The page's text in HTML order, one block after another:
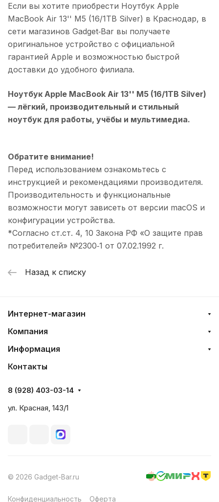
Если вы хотите приобрести Ноутбук Apple
MacBook Air 13'' M5 (16/1TB Silver) в Краснодар, в
сети магазинов Gadget‑Bar вы получаете
оригинальное устройство с официальной
гарантией Apple и возможностью быстрой
доставки до удобного филиала.
Ноутбук Apple MacBook Air 13'' M5 (16/1TB Silver)
— лёгкий, производительный и стильный
ноутбук для работы, учёбы и мультимедиа.
Обратите внимание!
Перед использованием ознакомьтесь с
инструкцией и рекомендациями производителя.
Производительность и функциональные
возможности могут зависеть от версии macOS и
конфигурации устройства.
*Согласно ст.ст. 4, 10 Закона РФ «О защите прав
потребителей» №2300‑1 от 07.02.1992 г.
Назад к списку
Интернет-магазин
Компания
Информация
Контакты
8 (928) 403-03-14
ул. Красная, 143/1
© 2026 Gadget-Bar.ru
Конфиденциальность Оферта